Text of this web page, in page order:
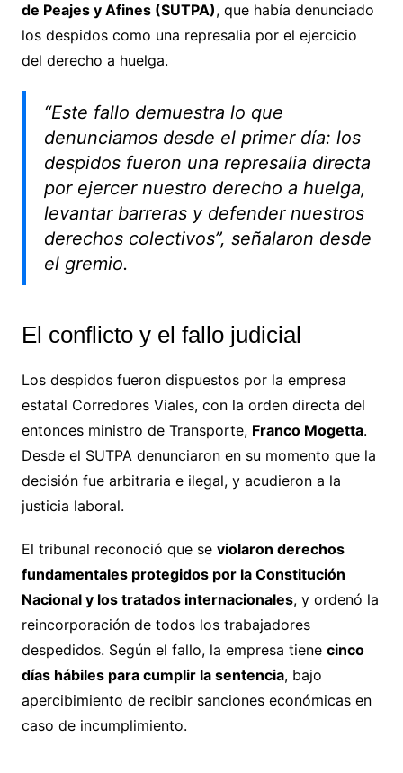
de Peajes y Afines (SUTPA), que había denunciado
los despidos como una represalia por el ejercicio
del derecho a huelga.
“Este fallo demuestra lo que
denunciamos desde el primer día: los
despidos fueron una represalia directa
por ejercer nuestro derecho a huelga,
levantar barreras y defender nuestros
derechos colectivos”, señalaron desde
el gremio.
El conflicto y el fallo judicial
Los despidos fueron dispuestos por la empresa
estatal Corredores Viales, con la orden directa del
entonces ministro de Transporte, Franco Mogetta.
Desde el SUTPA denunciaron en su momento que la
decisión fue arbitraria e ilegal, y acudieron a la
justicia laboral.
El tribunal reconoció que se violaron derechos
fundamentales protegidos por la Constitución
Nacional y los tratados internacionales, y ordenó la
reincorporación de todos los trabajadores
despedidos. Según el fallo, la empresa tiene cinco
días hábiles para cumplir la sentencia, bajo
apercibimiento de recibir sanciones económicas en
caso de incumplimiento.